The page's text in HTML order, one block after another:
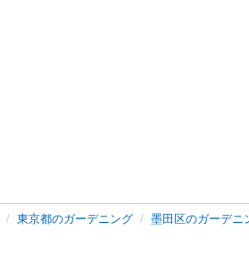
東京都のガーデニング
墨田区のガーデニ